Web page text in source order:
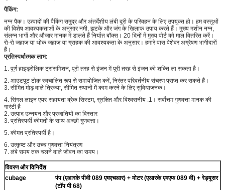
पैकिंग:
नग्न पैक। उत्पादों की पैकिंग समुद्र और अंतर्देशीय लंबी दूरी के परिवहन के लिए उपयुक्त हो। हम वस्तुओं
की विशेष आवश्यकताओं के अनुसार नमी, झटके और जंग के खिलाफ उपाय करते हैं। मुख्य मशीन नग्न,
संलग्न भागों और औजार मानक में डालते हैं निर्यात बॉक्स। 20 दिनों में मुख्य पोर्ट को माल वितरित करें।
रो-रो जहाज या थोक जहाज या ग्राहक की आवश्यकता के अनुसार। हमारे पास पेशेवर अग्रेषण भागीदारों
हैं।
प्रतिस्पर्धात्मक लाभ:
1. पूर्ण हाइड्रोलिक ट्रांसमिशन, पूरी तरह से इंजन में पूरी तरह से इंजन की शक्ति ला सकता है।
2. आउटपुट टोक़ स्वचालित रूप से समायोजित करें, निरंतर परिवर्तनीय संचरण प्राप्त कर सकते हैं।
3. सीमित मोड़ वाले त्रिज्या, सीमित स्थानों में काम करने के लिए सुविधाजनक।
4. सिंगल लाइन एयर-सहायता ब्रेक सिस्टम, सुरक्षित और विश्वसनीय .1। सर्वोत्तम गुणवत्ता मानक की
गारंटी है
2. उत्पाद उन्नयन और प्रजातियों का विस्तार
3. प्रतिस्पर्धी कीमतों के साथ अच्छी गुणवत्ता।
5. कीमत प्रतिस्पर्धी है।
6. उत्कृष्ट और उच्च गुणवत्ता नियंत्रण
7. लंबे समय तक चलने वाले जीवन का समय।
विवरण और विनिर्देश
cubage
पंप (एआरके पीवी 089 एमएचआर) + मोटर (एआरके एमएफ 089 वी) + रेड्यूसर
(टॉप पी 68)